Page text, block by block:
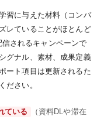
習に与えた材料（コンバ
レていることがほとんど
されるキャンペーンで
グナル、素材、成果定義
ート項目は更新されるた
ださい。
ている
（資料DLや滞在